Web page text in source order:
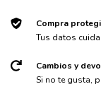
Compra
Tus datos
Cambios y
Si no te gusta,